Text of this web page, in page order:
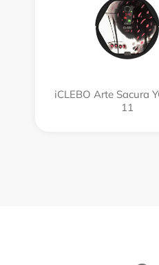
iCLEBO Arte Sacura
11